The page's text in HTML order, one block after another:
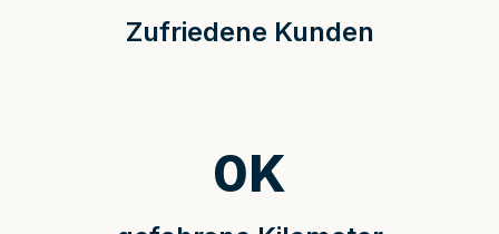
Zufriedene Kunden
0K